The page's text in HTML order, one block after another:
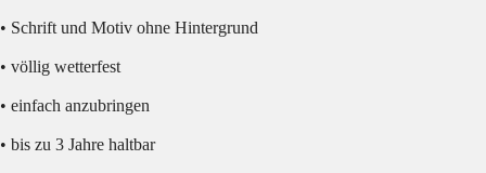
• Schrift und Motiv ohne Hintergrund
• völlig wetterfest
• einfach anzubringen
• bis zu 3 Jahre haltbar